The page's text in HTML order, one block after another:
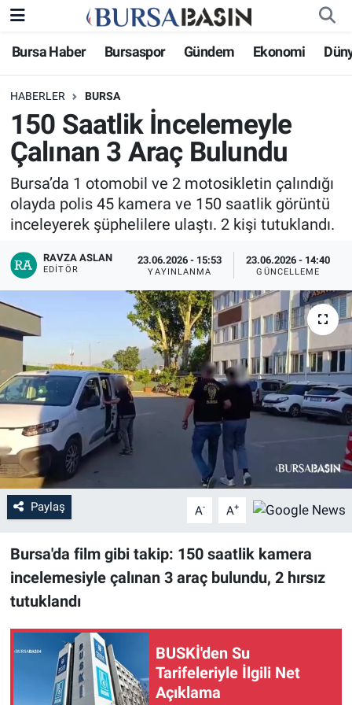
Bursa Haber Bursaspor Gündem Ekonomi
HABERLER BURSA
150 Saatlik İncelemeyle
Çalınan 3 Araç Bulundu
Bursa’da 1 otomobil ve 2 motosikletin çalındığı
olayda polis 45 kamera ve 150 saatlik görüntü
inceleyerek şüphelilere ulaştı. 2 kişi tutuklandı.
RAVZA ASLAN
EDITÖR
23.06.2026 - 15:53
YAYINLANMA
23.06.2026 - 14:40
GÜNCELLEME
Paylaş A- A+
Bursa'da film gibi takip: 150 saatlik kamera
incelemesiyle çalınan 3 araç bulundu, 2 hırsız
tutuklandı
BUSKİ'den Su
Tarifeleriyle İlgili Net
Açıklama
Bursa Haber
Genel
Politika
Bilim, Teknoloji
KÜLTÜR-SANAT
Yerel
Gündem
Sağlık
Eğitim
Ekonomi
Dünya
Magazin
Yaşam
Spor
Bursa Nöbetçi Eczaneler
Bursa Hava Durumu
Bursa Namaz Vakitleri
Bursa Trafik Yoğunluk Haritası
Süper Lig Puan Durumu ve Fikstür
Tüm Manşetler
Son Dakika Haberleri
Haber Arşivi